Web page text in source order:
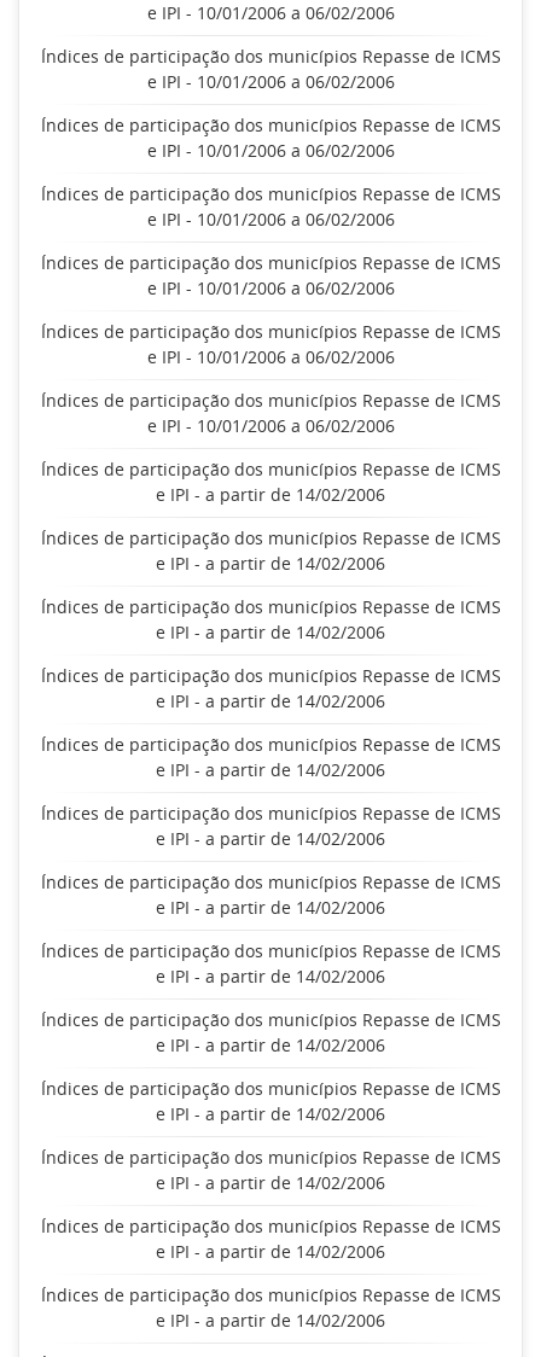
e IPI - 10/01/2006 a 06/02/2006
Índices de participação dos municípios Repasse de ICMS
e IPI - 10/01/2006 a 06/02/2006
Índices de participação dos municípios Repasse de ICMS
e IPI - 10/01/2006 a 06/02/2006
Índices de participação dos municípios Repasse de ICMS
e IPI - 10/01/2006 a 06/02/2006
Índices de participação dos municípios Repasse de ICMS
e IPI - 10/01/2006 a 06/02/2006
Índices de participação dos municípios Repasse de ICMS
e IPI - 10/01/2006 a 06/02/2006
Índices de participação dos municípios Repasse de ICMS
e IPI - 10/01/2006 a 06/02/2006
Índices de participação dos municípios Repasse de ICMS
e IPI - a partir de 14/02/2006
Índices de participação dos municípios Repasse de ICMS
e IPI - a partir de 14/02/2006
Índices de participação dos municípios Repasse de ICMS
e IPI - a partir de 14/02/2006
Índices de participação dos municípios Repasse de ICMS
e IPI - a partir de 14/02/2006
Índices de participação dos municípios Repasse de ICMS
e IPI - a partir de 14/02/2006
Índices de participação dos municípios Repasse de ICMS
e IPI - a partir de 14/02/2006
Índices de participação dos municípios Repasse de ICMS
e IPI - a partir de 14/02/2006
Índices de participação dos municípios Repasse de ICMS
e IPI - a partir de 14/02/2006
Índices de participação dos municípios Repasse de ICMS
e IPI - a partir de 14/02/2006
Índices de participação dos municípios Repasse de ICMS
e IPI - a partir de 14/02/2006
Índices de participação dos municípios Repasse de ICMS
e IPI - a partir de 14/02/2006
Índices de participação dos municípios Repasse de ICMS
e IPI - a partir de 14/02/2006
Índices de participação dos municípios Repasse de ICMS
e IPI - a partir de 14/02/2006